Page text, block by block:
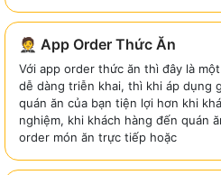
🤵 App Order Thức Ăn
Với app order thức ăn thì đây là
dễ dàng triễn khai, thì khi áp dụng
quán ăn của bạn tiện lợi hơn khi
nghiệm, khi khách hàng đến quán
order món ăn trực tiếp hoặc